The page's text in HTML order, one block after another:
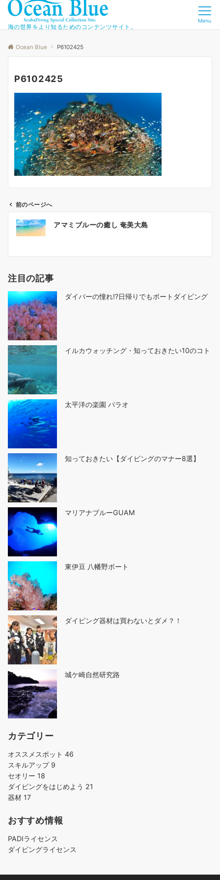
海の世界をより知るためのコンテンツサイト。
Menu
Ocean Blue P6102425
P6102425
ビ
ー
シ
ョ
ン
前のページへ
アマミブルーの癒し 奄美大島
注目の記事
ダイバーの憧れ!?日帰りでもボートダイビング
イルカウォッチング・知っておきたい10のコト
太平洋の楽園 パラオ
知っておきたい【ダイビングのマナー8選】
マリアナブルーGUAM
東伊豆 八幡野ボート
ダイビング器材は買わないとダメ？！
城ケ崎自然研究路
カテゴリー
オススメスポット 46
スキルアップ 9
セオリー 18
ダイビングをはじめよう 21
器材 17
おすすめ情報
PADIライセンス
ダイビングライセンス